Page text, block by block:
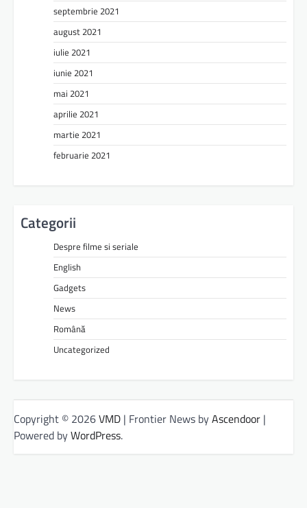
septembrie 2021
august 2021
iulie 2021
iunie 2021
mai 2021
aprilie 2021
martie 2021
februarie 2021
Categorii
Despre filme si seriale
English
Gadgets
News
Română
Uncategorized
Copyright © 2026VMD | Frontier News byAscendoor |
Powered byWordPress.